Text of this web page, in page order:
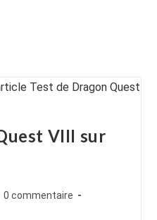
VIII sur
0 commentaire